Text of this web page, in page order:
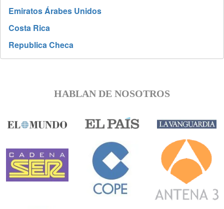
Emiratos Árabes Unidos
Costa Rica
Republica Checa
HABLAN DE NOSOTROS